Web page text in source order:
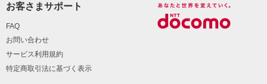
お客さまサポート
FAQ
お問い合わせ
サービス利用規約
特定商取引法に基づく表示